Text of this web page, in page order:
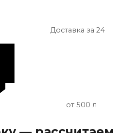
Доставка за 24
от 500 л